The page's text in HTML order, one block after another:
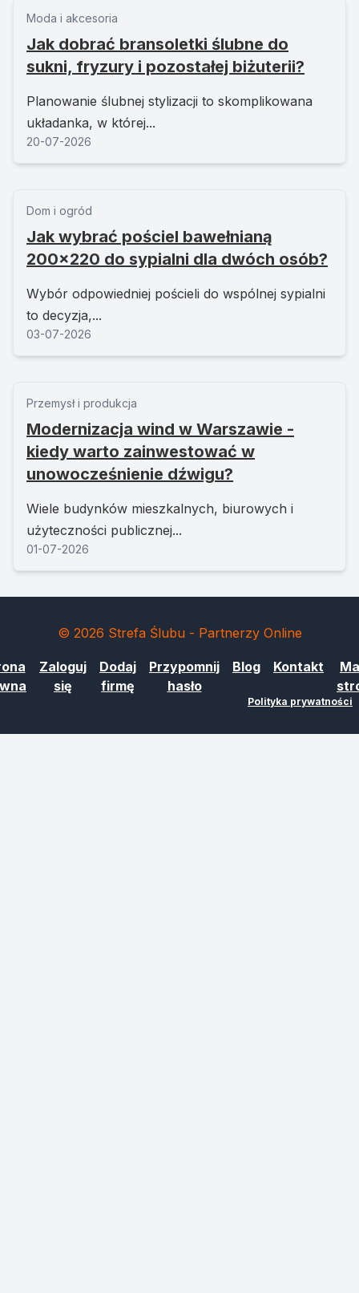
Moda i akcesoria
Jak dobrać bransoletki ślubne do
sukni, fryzury i pozostałej biżuterii?
Planowanie ślubnej stylizacji to skomplikowana
układanka, w której...
20-07-2026
Dom i ogród
Jak wybrać pościel bawełnianą
200x220 do sypialni dla dwóch osób?
Wybór odpowiedniej pościeli do wspólnej sypialni
to decyzja,...
03-07-2026
Przemysł i produkcja
Modernizacja wind w Warszawie -
kiedy warto zainwestować w
unowocześnienie dźwigu?
Wiele budynków mieszkalnych, biurowych i
użyteczności publicznej...
01-07-2026
© 2026 Strefa Ślubu - Partnerzy Online
Zaloguj
się
Dodaj
firmę
Przypomnij
hasło
Blog Kontakt
Polityka prywatności